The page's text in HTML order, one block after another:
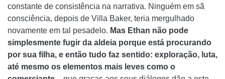
constante de consistência na narrativa. Ninguém em sã
consciência, depois de Villa Baker, teria mergulhado
novamente em tal pesadelo. Mas Ethan não pode
simplesmente fugir da aldeia porque está procurando
por sua filha, e então tudo faz sentido: exploração, luta,
até mesmo os elementos mais leves como o